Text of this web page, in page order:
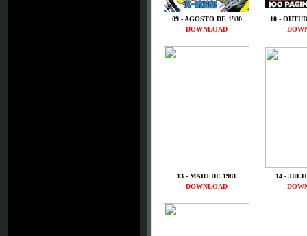
09 - AGOSTO DE 1980
10 -
DOWNLOAD
13 - MAIO DE 1981
14 -
DOWNLOAD